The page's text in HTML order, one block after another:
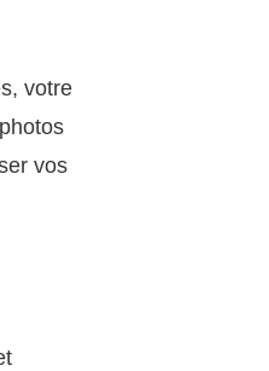
votre
vos